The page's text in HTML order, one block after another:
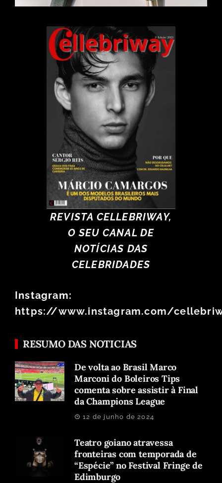
REVISTA CELLEBRIWAY,
O SEU CANAL DE
NOTÍCIAS DAS
CELEBRIDADES
Instagram:
https://www.instagram.com/
RESUMO DAS NOTICIAS
De volta ao Brasil Marco
Marconi do Boleiros Tips
comenta sobre assistir à Final
da Champions League
12 de junho de 2024
Teatro goiano atravessa
fronteiras com temporada de
“Espécie” no Festival Fringe de
Edimburgo